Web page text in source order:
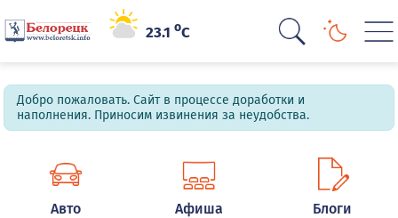
23.1oC
Добро пожаловать. Сайт в процессе доработки и
наполнения. Приносим извинения за неудобства.
Авто Афиша Блоги